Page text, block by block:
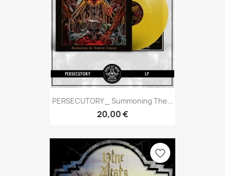
PERSECUTORY _ Summoning The...
20,00 €
favorite_border